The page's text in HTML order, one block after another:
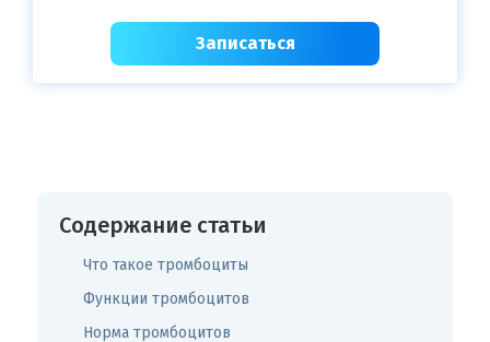
Записаться
Содержание статьи
Что такое тромбоциты
Функции тромбоцитов
Норма тромбоцитов